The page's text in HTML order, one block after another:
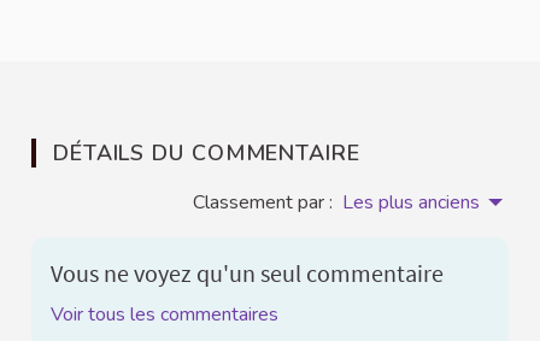
DÉTAILS DU COMMENTAIRE
Classement par : Les plus anciens
Vous ne voyez qu'un seul commentaire
Voir tous les commentaires